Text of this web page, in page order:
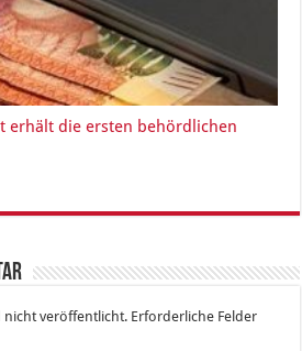
erhält die ersten behördlichen
nicht veröffentlicht. Erforderliche Felder